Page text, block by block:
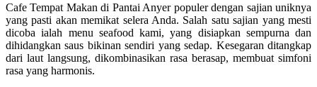
Cafe Tempat Makan di Pantai Anyer populer dengan sajian uniknya
yang pasti akan memikat selera Anda. Salah satu sajian yang mesti
dicoba ialah menu seafood kami, yang disiapkan sempurna dan
dihidangkan saus bikinan sendiri yang sedap. Kesegaran ditangkap
dari laut langsung, dikombinasikan rasa berasap, membuat simfoni
rasa yang harmonis.